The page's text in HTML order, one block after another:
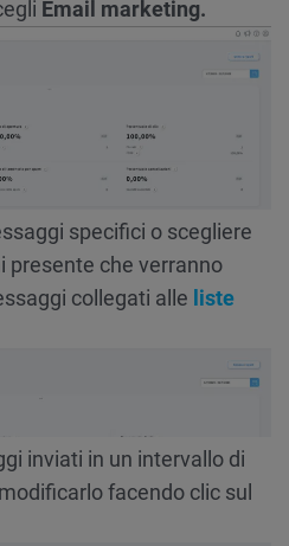
Email marketing.
specifici o scegliere
presente che verranno
collegati alle liste
inviati in un intervallo di
facendo clic sul